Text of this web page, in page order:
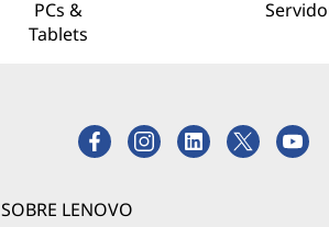
PCs &
Tablets
SOBRE LENOVO